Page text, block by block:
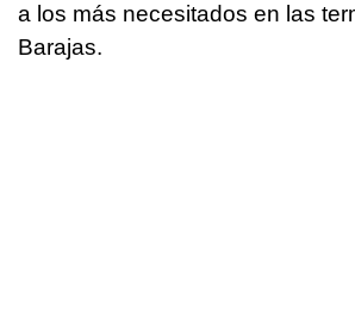
a los más necesitados en las
Barajas.